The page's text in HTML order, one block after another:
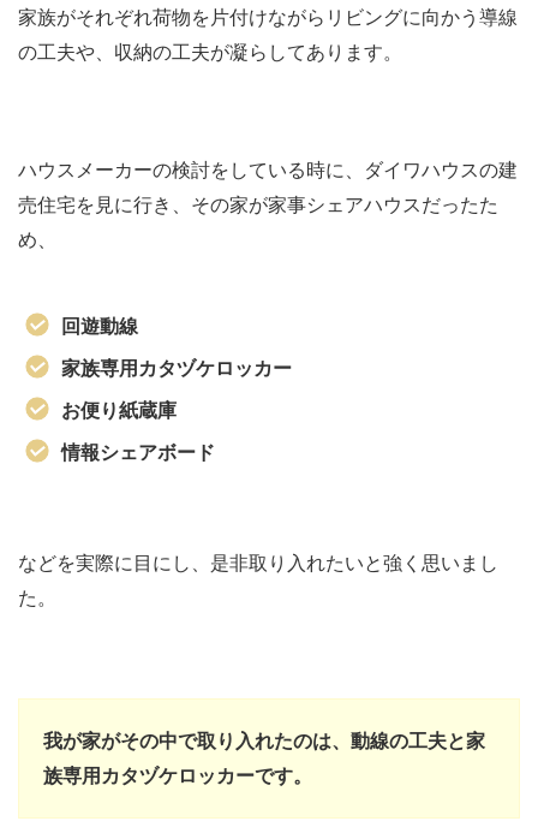
家族がそれぞれ荷物を片付けながらリビングに向かう導線
の工夫や、収納の工夫が凝らしてあります。
ハウスメーカーの検討をしている時に、ダイワハウスの建
売住宅を見に行き、その家が家事シェアハウスだったた
め、
回遊動線
家族専用カタヅケロッカー
お便り紙蔵庫
情報シェアボード
などを実際に目にし、是非取り入れたいと強く思いまし
た。
我が家がその中で取り入れたのは、動線の工夫と家
族専用カタヅケロッカーです。